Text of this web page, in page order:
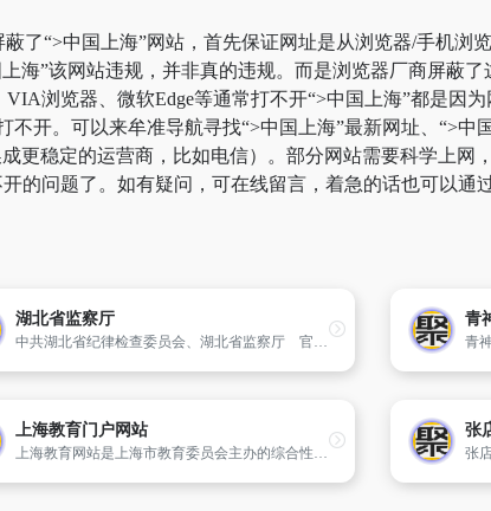
了“>中国上海”网站，首先保证网址是从浏览器/手机浏
海”该网站违规，并非真的违规。而是浏览器厂商屏蔽
浏览器、微软Edge等通常打不开“>中国上海”都是因
开。可以来牟准导航寻找“>中国上海”最新网址、“>中
更稳定的运营商，比如电信）。部分网站需要科学上网
的问题了。如有疑问，可在线留言，着急的话也可以通
湖北省监察厅
中共湖北省纪律检查委员会、湖北省监察厅 官方网站
青
上海教育门户网站
上海教育网站是上海市教育委员会主办的综合性的教育信息资源应用平台。
张